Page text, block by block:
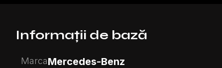
Informații de bază
MarcaMercedes-Benz